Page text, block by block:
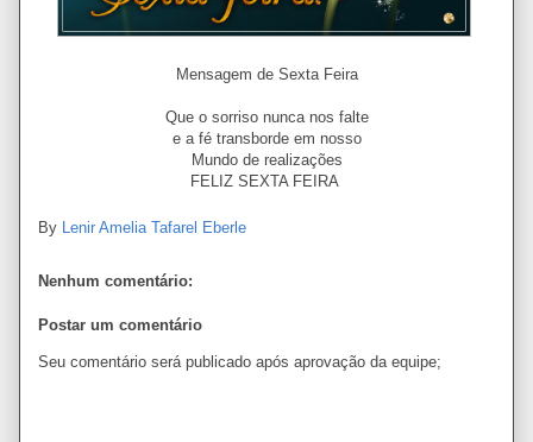
Mensagem de Sexta Feira
Que o sorriso nunca nos falte
e a fé transborde em nosso
Mundo de realizações
FELIZ SEXTA FEIRA
By Lenir Amelia Tafarel Eberle
Nenhum comentário:
Postar um comentário
Seu comentário será publicado após aprovação da equipe;